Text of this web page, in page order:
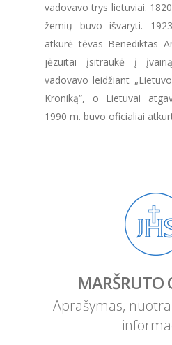
vadovavo trys lietuviai.
žemių buvo išvaryti.
atkūrė tėvas Benediktas
jėzuitai įsitraukė į
vadovavo leidžiant
Kroniką“, o Lietuvai
1990 m. buvo oficialiai
MARŠRUTO
Aprašymas,